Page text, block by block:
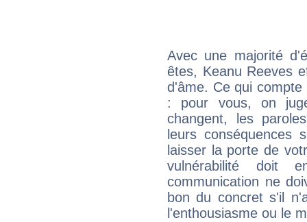
Avec une majorité
êtes, Keanu Reeves
d'âme. Ce qui
: pour vous, on
changent, les
leurs conséquences
laisser la porte de
vulnérabilité doit
communication ne
bon du concret s'il
l'enthousiasme ou le